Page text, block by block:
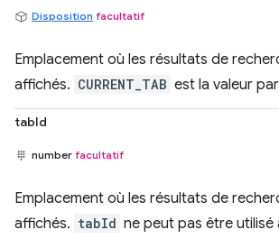
Disposition facultatif
Emplacement où les résultats de
affichés. CURRENT_TAB est la valeur
tabId
number facultatif
Emplacement où les résultats de
affichés. tabId ne peut pas être utilisé